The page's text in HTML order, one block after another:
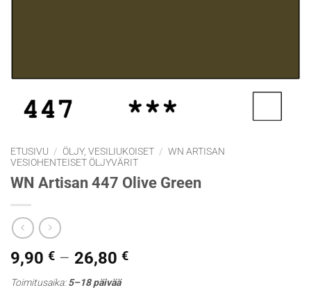
ETUSIVU / ÖLJY, VESILIUKOISET / WN ARTISAN
VESIOHENTEISET ÖLJYVÄRIT
WN Artisan 447 Olive Green
9,90 € – 26,80 €Hintaluokka:
Toimitusaika:5–18 päivää